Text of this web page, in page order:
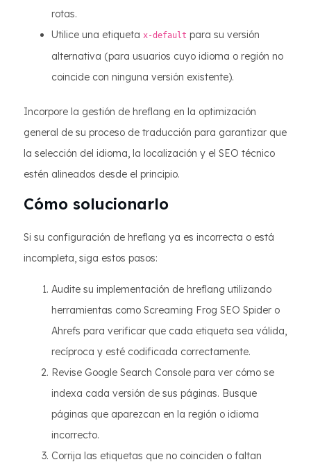
rotas.
Utilice una etiqueta x-default para su versión
alternativa (para usuarios cuyo idioma o región no
coincide con ninguna versión existente).
Incorpore la gestión de hreflang en la optimización
general de su proceso de traducción para garantizar que
la selección del idioma, la localización y el SEO técnico
estén alineados desde el principio.
Cómo solucionarlo
Si su configuración de hreflang ya es incorrecta o está
incompleta, siga estos pasos:
Audite su implementación de hreflang utilizando
herramientas como Screaming Frog SEO Spider o
Ahrefs para verificar que cada etiqueta sea válida,
recíproca y esté codificada correctamente.
Revise Google Search Console para ver cómo se
indexa cada versión de sus páginas. Busque
páginas que aparezcan en la región o idioma
incorrecto.
Corrija las etiquetas que no coinciden o faltan